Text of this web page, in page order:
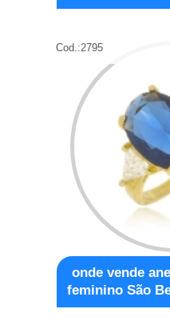
Cod.:2795
onde vende
feminino São